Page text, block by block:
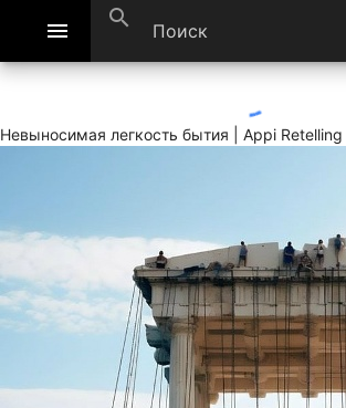
menu search
Невыносимая легкость бытия | Appi Retelling